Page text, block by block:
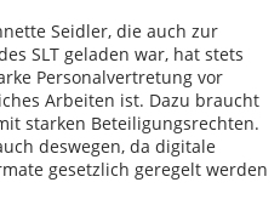
Seidler, die auch zur
SLT geladen war, hat stets
Personalvertretung vor
Arbeiten ist. Dazu braucht
starken Beteiligungsrechten.
deswegen, da digitale
gesetzlich geregelt werden